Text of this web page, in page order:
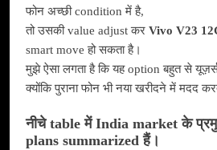
फोन अच्छी condition में है,
तो उसकी value adjust कर Vivo V23
smart move हो सकता है।
मुझे ऐसा लगता है कि यह option बहुत से
क्योंकि पुराना फोन भी नया खरीदने में मदद
नीचे table में India market के
plans summarized हैं।